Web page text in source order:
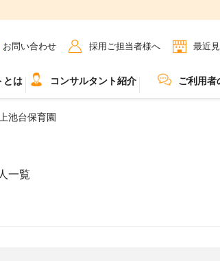
お問い合わせ 採用ご担当者様へ 最近
とは コンサルタント紹介 ご利用者
池台保育園
一覧